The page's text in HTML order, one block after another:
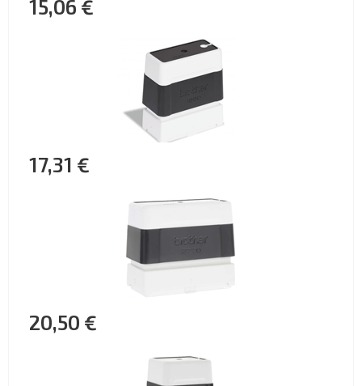
15,06 €
17,31 €
20,50 €